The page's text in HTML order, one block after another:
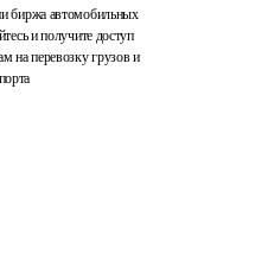
биржа автомобильных
и получите доступ
на перевозку грузов и